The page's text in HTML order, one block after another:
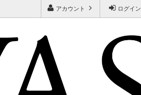
ログイン
アカウント